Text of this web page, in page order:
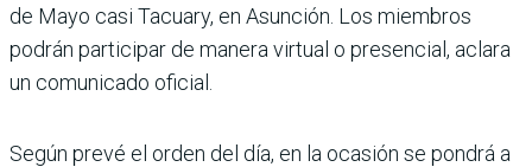
de Mayo casi Tacuary, en Asunción. Los miembros
podrán participar de manera virtual o presencial, aclara
un comunicado oficial.
Según prevé el orden del día, en la ocasión se pondrá a